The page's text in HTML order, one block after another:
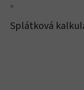
×
Splátková